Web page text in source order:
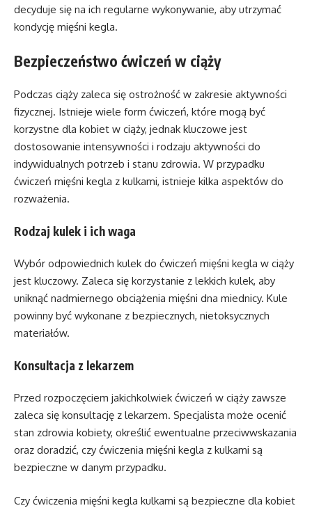
decyduje się na ich regularne wykonywanie, aby utrzymać
kondycję mięśni kegla.
Bezpieczeństwo ćwiczeń w ciąży
Podczas ciąży zaleca się ostrożność w zakresie aktywności
fizycznej. Istnieje wiele form ćwiczeń, które mogą być
korzystne dla kobiet w ciąży, jednak kluczowe jest
dostosowanie intensywności i rodzaju aktywności do
indywidualnych potrzeb i stanu zdrowia. W przypadku
ćwiczeń mięśni kegla z kulkami, istnieje kilka aspektów do
rozważenia.
Rodzaj kulek i ich waga
Wybór odpowiednich kulek do ćwiczeń mięśni kegla w ciąży
jest kluczowy. Zaleca się korzystanie z lekkich kulek, aby
uniknąć nadmiernego obciążenia mięśni dna miednicy. Kule
powinny być wykonane z bezpiecznych, nietoksycznych
materiałów.
Konsultacja z lekarzem
Przed rozpoczęciem jakichkolwiek ćwiczeń w ciąży zawsze
zaleca się konsultację z lekarzem. Specjalista może ocenić
stan zdrowia kobiety, określić ewentualne przeciwwskazania
oraz doradzić, czy ćwiczenia mięśni kegla z kulkami są
bezpieczne w danym przypadku.
Czy ćwiczenia mięśni kegla kulkami są bezpieczne dla kobiet